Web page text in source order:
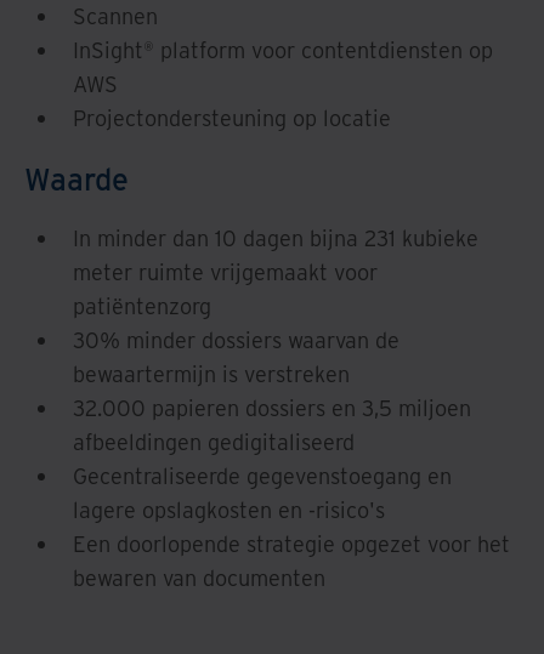
Scannen
InSight® platform voor contentdiensten op
AWS
Projectondersteuning op locatie
Waarde
In minder dan 10 dagen bijna 231 kubieke
meter ruimte vrijgemaakt voor
patiëntenzorg
30% minder dossiers waarvan de
bewaartermijn is verstreken
32.000 papieren dossiers en 3,5 miljoen
afbeeldingen gedigitaliseerd
Gecentraliseerde gegevenstoegang en
lagere opslagkosten en -risico's
Een doorlopende strategie opgezet voor het
bewaren van documenten